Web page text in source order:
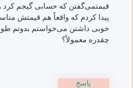
قیمتمی‌گفتن که حسابی گیجم کرد
پیدا کردم که واقعاً هم قیمتش
خوبی داشتن می‌خواستم بدونم
چقدره معمولاً؟
پاسخ